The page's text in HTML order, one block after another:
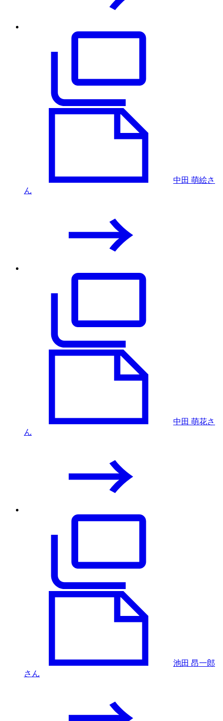
中田 萌絵さ
ん
中田 萌花さ
ん
池田 昂一郎
さん